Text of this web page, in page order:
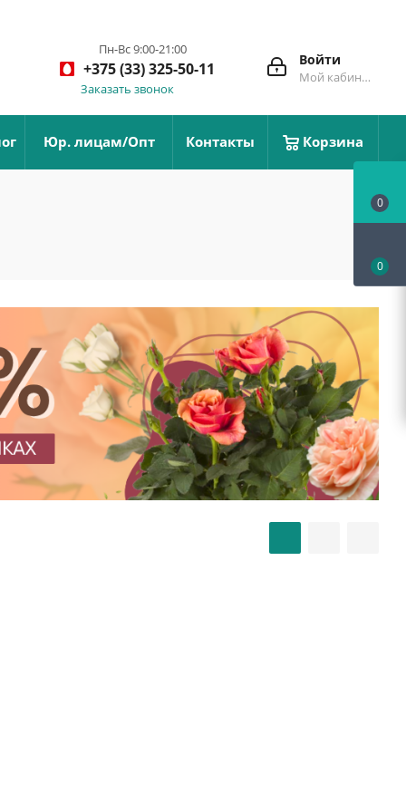
Войти
Мой кабинет
Пн-Вс 9:00-21:00
+375 (33) 325-50-11
Заказать звонок
Юр. лицам/Опт Контакты Корзина
0
0